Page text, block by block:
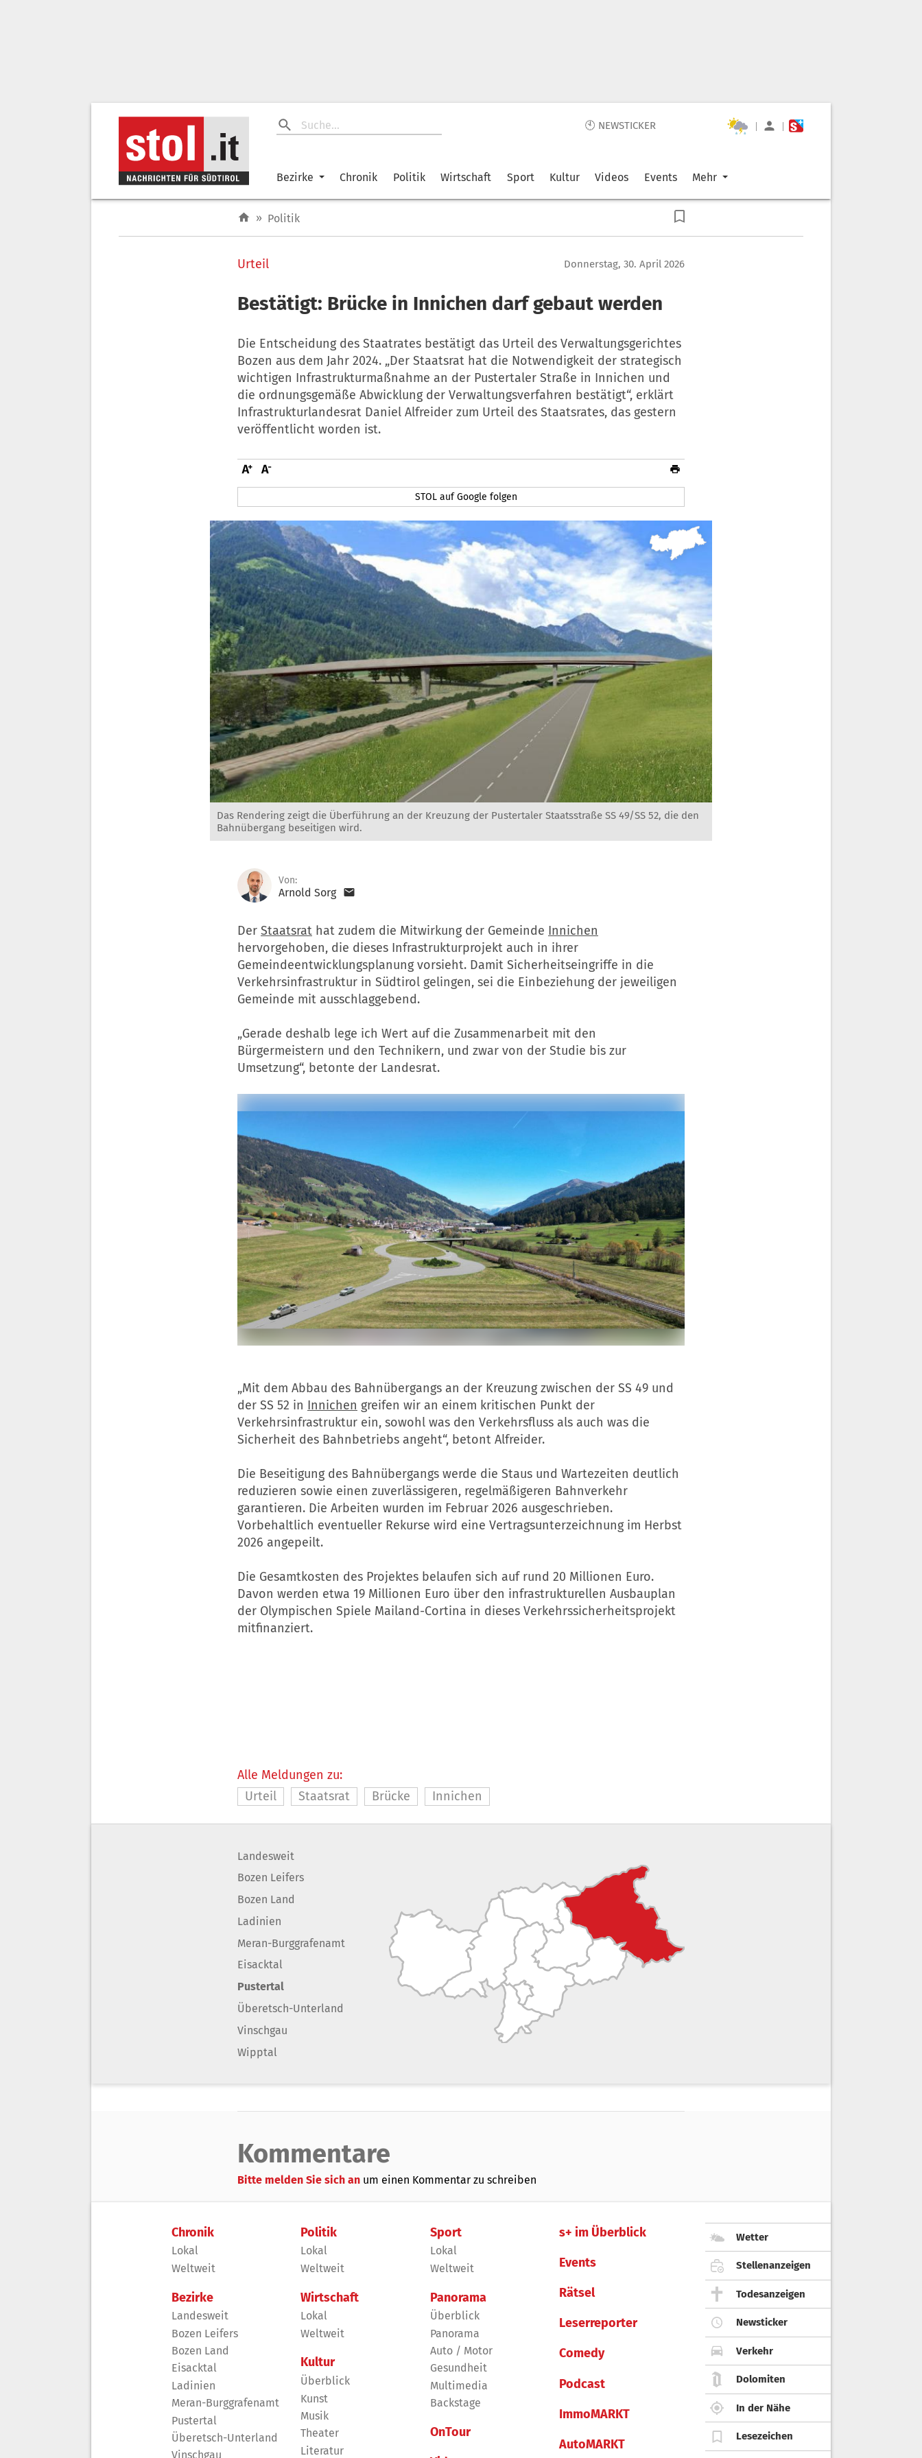
🕙 NEWSTICKER | |
Bezirke Chronik Politik Wirtschaft Sport Kultur Videos Events Mehr
» Politik
Urteil Donnerstag, 30. April 2026
Bestätigt: Brücke in Innichen darf gebaut werden
Die Entscheidung des Staatrates bestätigt das Urteil des Verwaltungsgerichtes
Bozen aus dem Jahr 2024. „Der Staatsrat hat die Notwendigkeit der strategisch
wichtigen Infrastrukturmaßnahme an der Pustertaler Straße in Innichen und
die ordnungsgemäße Abwicklung der Verwaltungsverfahren bestätigt“, erklärt
Infrastrukturlandesrat Daniel Alfreider zum Urteil des Staatsrates, das gestern
veröffentlicht worden ist.
STOL auf Google folgen
Das Rendering zeigt die Überführung an der Kreuzung der Pustertaler Staatsstraße SS 49/SS 52, die den
Bahnübergang beseitigen wird.
Von:
Arnold Sorg
Der Staatsrat hat zudem die Mitwirkung der Gemeinde Innichen
hervorgehoben, die dieses Infrastrukturprojekt auch in ihrer
Gemeindeentwicklungsplanung vorsieht. Damit Sicherheitseingriffe in die
Verkehrsinfrastruktur in Südtirol gelingen, sei die Einbeziehung der jeweiligen
Gemeinde mit ausschlaggebend.
„Gerade deshalb lege ich Wert auf die Zusammenarbeit mit den
Bürgermeistern und den Technikern, und zwar von der Studie bis zur
Umsetzung“, betonte der Landesrat.
„Mit dem Abbau des Bahnübergangs an der Kreuzung zwischen der SS 49 und
der SS 52 in Innichen greifen wir an einem kritischen Punkt der
Verkehrsinfrastruktur ein, sowohl was den Verkehrsfluss als auch was die
Sicherheit des Bahnbetriebs angeht“, betont Alfreider.
Die Beseitigung des Bahnübergangs werde die Staus und Wartezeiten deutlich
reduzieren sowie einen zuverlässigeren, regelmäßigeren Bahnverkehr
garantieren. Die Arbeiten wurden im Februar 2026 ausgeschrieben.
Vorbehaltlich eventueller Rekurse wird eine Vertragsunterzeichnung im Herbst
2026 angepeilt.
Die Gesamtkosten des Projektes belaufen sich auf rund 20 Millionen Euro.
Davon werden etwa 19 Millionen Euro über den infrastrukturellen Ausbauplan
der Olympischen Spiele Mailand-Cortina in dieses Verkehrssicherheitsprojekt
mitfinanziert.
Alle Meldungen zu:
Urteil
Staatsrat Brücke Innichen
Landesweit
Bozen Leifers
Bozen Land
Ladinien
Meran-Burggrafenamt
Eisacktal
Pustertal
Überetsch-Unterland
Vinschgau
Wipptal
Kommentare
Bitte melden Sie sich an um einen Kommentar zu schreiben
Chronik
Lokal
Weltweit
Bezirke
Landesweit
Bozen Leifers
Bozen Land
Eisacktal
Ladinien
Meran-Burggrafenamt
Pustertal
Überetsch-Unterland
Vinschgau
Politik
Lokal
Weltweit
Wirtschaft
Lokal
Weltweit
Kultur
Überblick
Kunst
Musik
Theater
Literatur
Sport
Lokal
Weltweit
Panorama
Überblick
Panorama
Auto / Motor
Gesundheit
Multimedia
Backstage
OnTour
s+ im Überblick
Events
Rätsel
Leserreporter
Comedy
Podcast
ImmoMARKT
AutoMARKT
Wetter
Stellenanzeigen
Todesanzeigen
Newsticker
Verkehr
Dolomiten
In der Nähe
Lesezeichen